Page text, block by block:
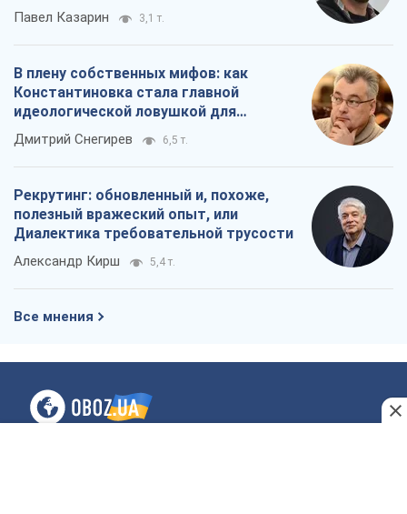
Павел Казарин 3,1 т.
В плену собственных мифов: как
Константиновка стала главной
идеологической ловушкой для
российских оккупантов
Дмитрий Снегирев 6,5 т.
Рекрутинг: обновленный и, похоже,
полезный вражеский опыт, или
Диалектика требовательной трусости
Александр Кирш 5,4 т.
Все мнения